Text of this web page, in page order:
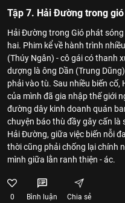
Tập 7. Hải Đường trong gió
Hải Đường trong Gió phát
hai. Phim kể về hành trình
(Thúy Ngân) - cô gái có thanh
dượng là ông Dần (Trung
phải vào tù. Sau nhiều biến
của mình đã gia nhập thế giới
đường dây kinh doanh quán
chuyện báo thù đầy gây cấn
Hải Đường, giữa việc biến nỗi
thời cũng phải chống lại chính
mình giữa lằn ranh thiện - ác.
0 Bình luận Chia sẻ